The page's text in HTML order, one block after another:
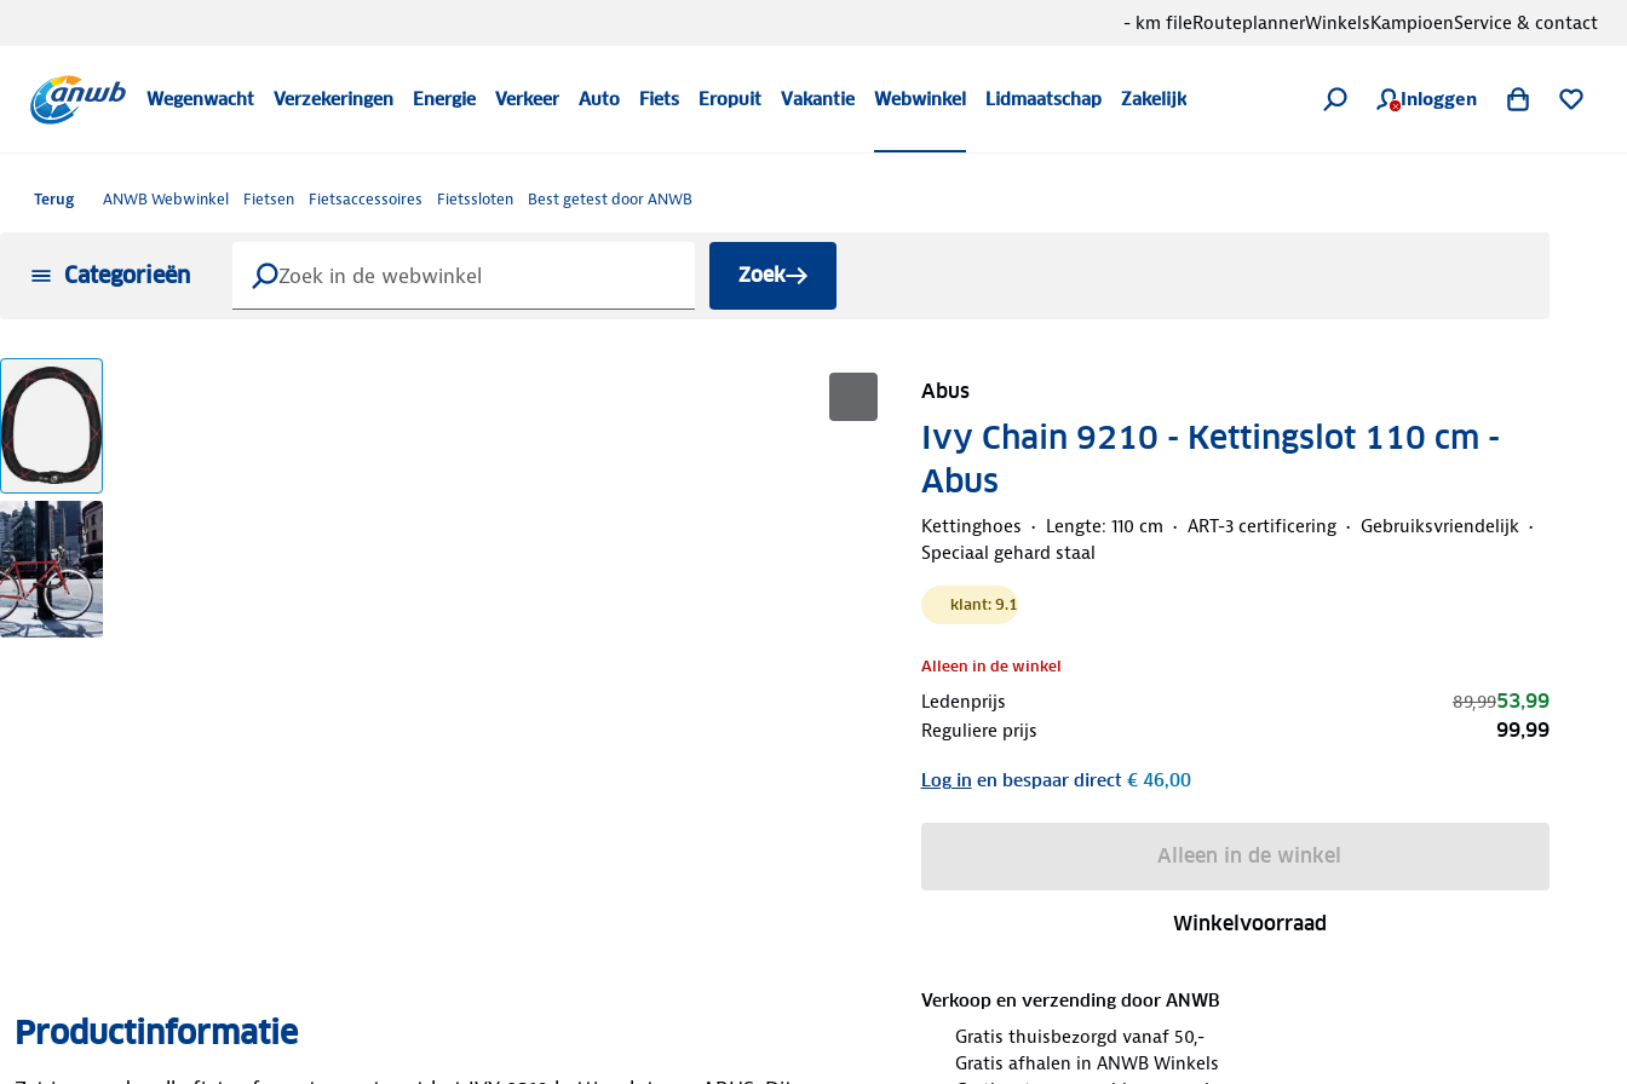
Wegenwacht Verzekeringen Energie Verkeer Auto Fiets Eropuit Vakantie Webwinkel Lidmaatschap Zakelijk Inloggen
- km fileRouteplannerWinkelsKampioenService & contact
Terug ANWB Webwinkel Fietsen Fietsaccessoires Fietssloten Best getest door ANWB
Categorieën Zoek
Abus
Ivy Chain 9210 - Kettingslot 110 cm -
Abus
Kettinghoes Lengte: 110 cm ART-3 certificering
Gebruiksvriendelijk
Speciaal gehard staal
klant: 9.1
Alleen in de winkel
Ledenprijs 89,9953,99
Reguliere prijs 99,99
Log in en bespaar direct€ 46,00
Alleen in de winkel
Winkelvoorraad
Verkoop en verzending door ANWB
Gratis thuisbezorgd vanaf 50,-
Gratis afhalen in ANWB Winkels
Productinformatie